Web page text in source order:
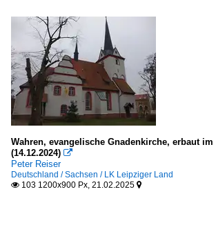
Wahren, evangelische Gnadenkirche, erbaut
(14.12.2024) 
Peter Reiser
Deutschland / Sachsen / LK Leipziger Land
 103 1200x900 Px, 21.02.2025 